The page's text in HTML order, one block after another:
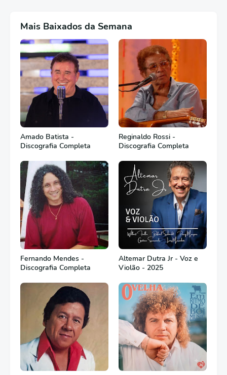
Mais Baixados da Semana
Amado Batista -
Discografia Completa
Reginaldo Rossi -
Discografia Completa
Fernando Mendes -
Discografia Completa
Altemar Dutra Jr - Voz e
Violão - 2025